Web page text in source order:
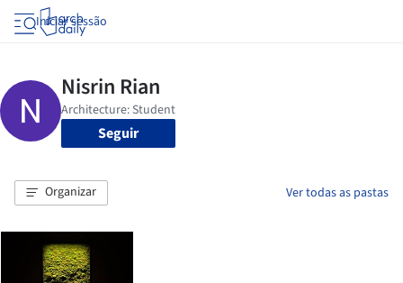
Iniciar sessão
Seguir
Organizar Ver todas as pastas